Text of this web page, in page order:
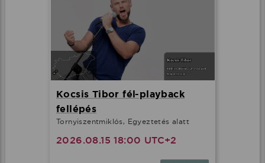
Kocsis Tibor fél-playback
fellépés
Tornyiszentmiklós, Egyeztetés alatt
2026.08.15 18:00 UTC+2